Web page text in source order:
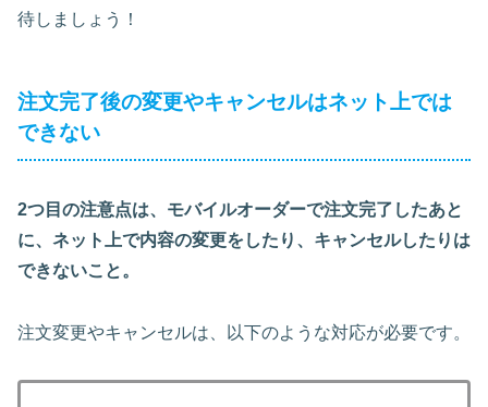
待しましょう！
注文完了後の変更やキャンセルはネット上では
できない
2つ目の注意点は、 モバイルオーダーで注文完了したあと
に、ネット上で内容の変更をしたり、キャンセルしたりは
できないこと。
注文変更やキャンセルは、以下のような対応が必要です。